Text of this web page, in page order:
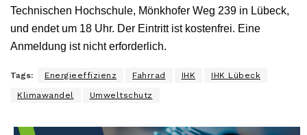
Technischen Hochschule, Mönkhofer Weg 239 in Lübeck,
und endet um 18 Uhr. Der Eintritt ist kostenfrei. Eine
Anmeldung ist nicht erforderlich.
Tags: Energieeffizienz Fahrrad IHK IHK Lübeck
Klimawandel Umweltschutz